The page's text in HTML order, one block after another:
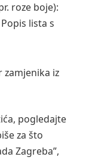
roze boje):
lista s
zamjenika iz
pogledajte
za što
Zagreba”,